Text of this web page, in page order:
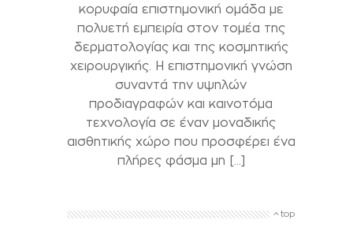
κορυφαία επιστημονική ομάδα με
πολυετή εμπειρία στον τομέα της
δερματολογίας και της κοσμητικής
χειρουργικής. Η επιστημονική γνώση
συναντά την υψηλών
προδιαγραφών και καινοτόμα
τεχνολογία σε έναν μοναδικής
αισθητικής χώρο που προσφέρει ένα
πλήρες φάσμα μη […]
top